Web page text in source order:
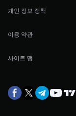
개인 정보 정책
이용 약관
사이트 맵